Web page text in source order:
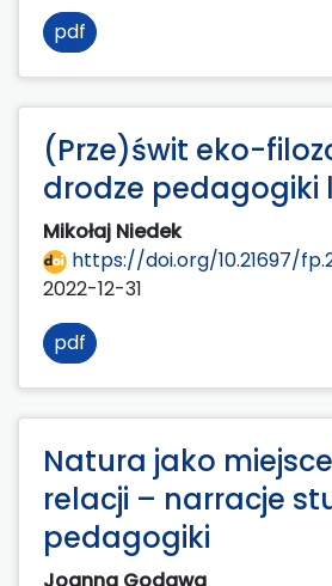
pdf
(Prze)świt eko-
drodze pedagogiki
Mikołaj Niedek
https://doi.org/10.21697/
2022-12-31
pdf
Natura jako
relacji – narracje
pedagogiki